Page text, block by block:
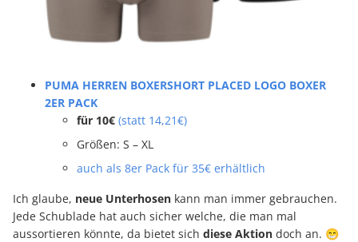
PUMA HERREN BOXERSHORT PLACED LOGO BOXER
2ER PACK
für 10€ (statt 14,21€)
Größen: S – XL
auch als 8er Pack für 35€ erhältlich
Ich glaube, neue Unterhosen kann man immer gebrauchen.
Jede Schublade hat auch sicher welche, die man mal
aussortieren könnte, da bietet sich diese Aktion doch an. 😁